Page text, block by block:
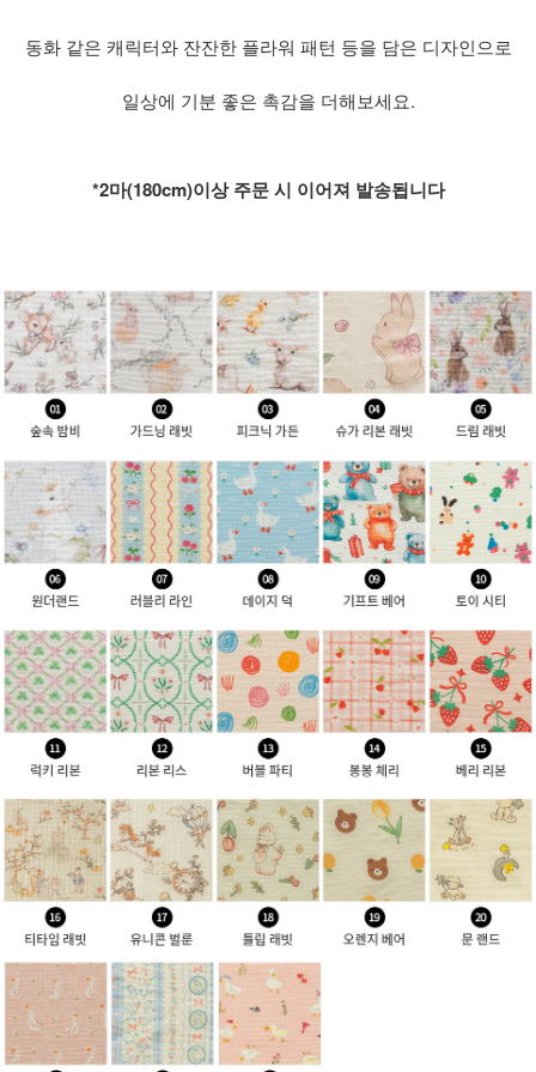
동화 같은 캐릭터와 잔잔한 플라워 패턴 등을 담은 디자인으로
일상에 기분 좋은 촉감을 더해보세요.
*2마(180cm)이상 주문 시 이어져 발송됩니다